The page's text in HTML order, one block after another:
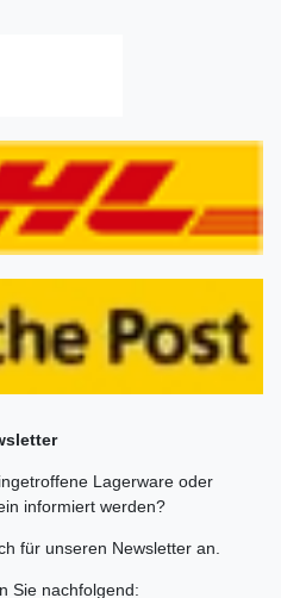
Lagerware oder
informiert werden?
für unseren Newsletter an.
Sie nachfolgend: